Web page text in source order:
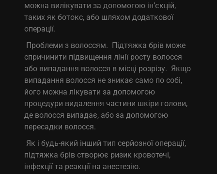
можна вилікувати за допомогою ін’єкцій,
таких як ботокс, або шляхом додаткової
операції.
Проблеми з волоссям. Підтяжка брів може
спричинити підвищення лінії росту волосся
або випадання волосся в місці розрізу. Якщо
випадання волосся не зникає само по собі,
його можна лікувати за допомогою
процедури видалення частини шкіри голови,
де волосся випадає, або за допомогою
пересадки волосся.
Як і будь-який інший тип серйозної операції,
підтяжка брів створює ризик кровотечі,
інфекції та реакції на анестезію.